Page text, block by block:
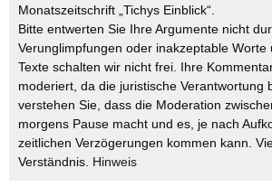
Monatszeitschrift „Tichys Einblick“.
Bitte entwerten Sie Ihre Argumente nicht
Verunglimpfungen oder inakzeptable Worte
Texte schalten wir nicht frei. Ihre
moderiert, da die juristische Verantwortung
verstehen Sie, dass die Moderation
morgens Pause macht und es, je nach
zeitlichen Verzögerungen kommen kann.
Verständnis. Hinweis